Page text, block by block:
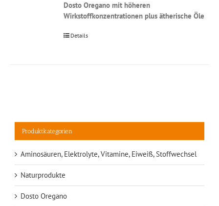
Dosto Oregano mit höheren
Wirkstoffkonzentrationen plus ätherische Öle
Details
Produktkategorien
Aminosäuren, Elektrolyte, Vitamine, Eiweiß, Stoffwechsel
Naturprodukte
Dosto Oregano